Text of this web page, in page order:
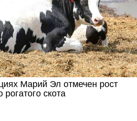
Марий Эл отмечен рост
рогатого скота